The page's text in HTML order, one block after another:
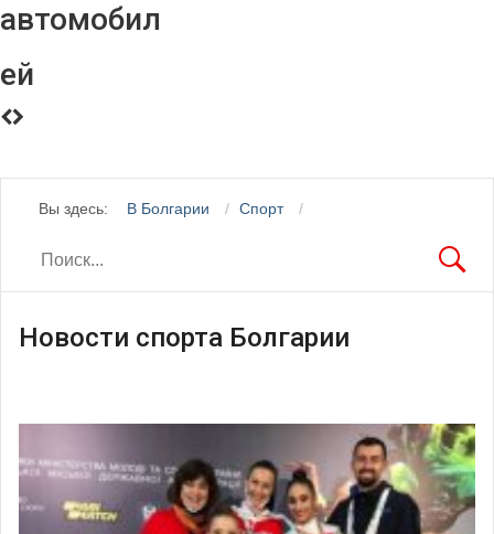
автомобил
ей
Вы здесь: В Болгарии Спорт
Новости спорта Болгарии